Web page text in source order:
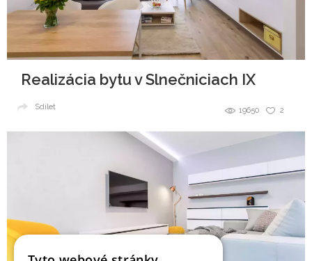
Realizácia bytu v Slnečniciach IX
2
19650
Sdílet